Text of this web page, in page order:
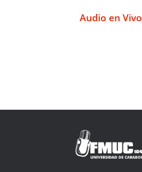
Audio en Vivo